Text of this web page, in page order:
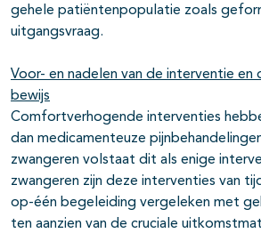
gehele patiëntenpopulatie zoals
uitgangsvraag.
Voor- en nadelen van de interventie en
bewijs
Comfortverhogende interventies
dan medicamenteuze
zwangeren volstaat dit als enige
zwangeren zijn deze interventies van
op-één begeleiding vergeleken met
ten aanzien van de cruciale